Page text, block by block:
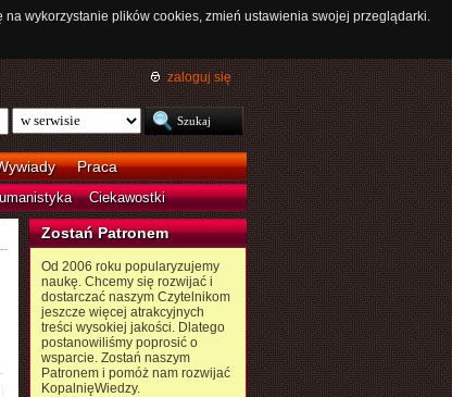
wykorzystanie plików cookies, zmień ustawienia swojej przeglądarki.
zaloguj się
Praca
Ciekawostki
Zostań Patronem
Od 2006 roku popularyzujemy
naukę. Chcemy się rozwijać i
dostarczać naszym Czytelnikom
jeszcze więcej atrakcyjnych
treści wysokiej jakości. Dlatego
postanowiliśmy poprosić o
wsparcie. Zostań naszym
Patronem i pomóż nam rozwijać
KopalnięWiedzy.